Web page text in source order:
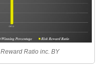
Ratio inc. BY